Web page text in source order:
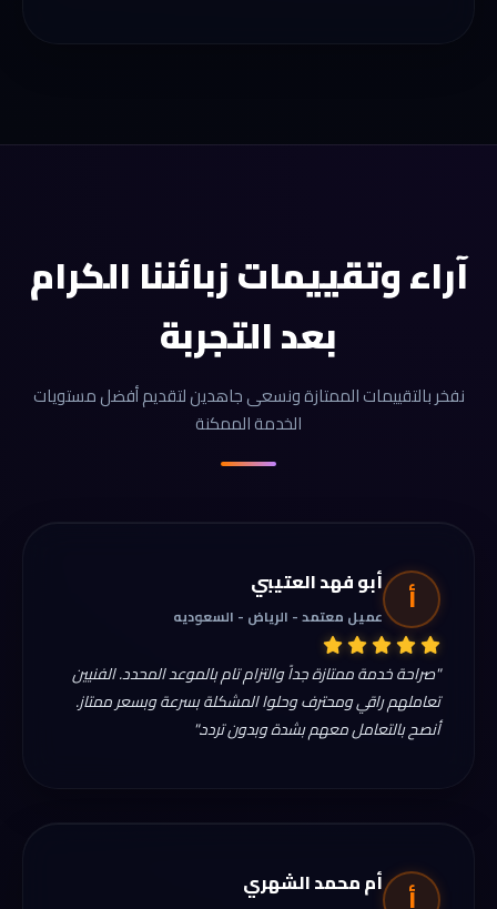
آراء وتقييمات زبائننا الكرام
بعد التجربة
نفخر بالتقييمات الممتازة ونسعى جاهدين لتقديم أفضل مستويات
الخدمة الممكنة
أ أبو فهد العتيبي
عميل معتمد - الرياض - السعوديه
"صراحة خدمة ممتازة جداً والتزام تام بالموعد المحدد. الفنيين
تعاملهم راقي ومحترف وحلوا المشكلة بسرعة وبسعر ممتاز.
أنصح بالتعامل معهم بشدة وبدون تردد."
أ أم محمد الشهري